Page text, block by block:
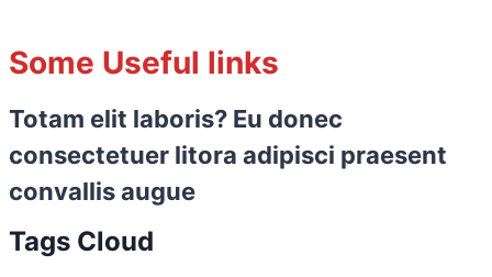
Some Useful links
Totam elit laboris? Eu donec
consectetuer litora adipisci praesent
convallis augue
Tags Cloud